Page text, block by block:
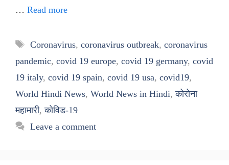
… Read more
Tags
Coronavirus, coronavirus outbreak, coronavirus
pandemic, covid 19 europe, covid 19 germany, covid
19 italy, covid 19 spain, covid 19 usa, covid19,
World Hindi News, World News in Hindi,कोरोना
महामारी,कोविड-19
Leave a comment